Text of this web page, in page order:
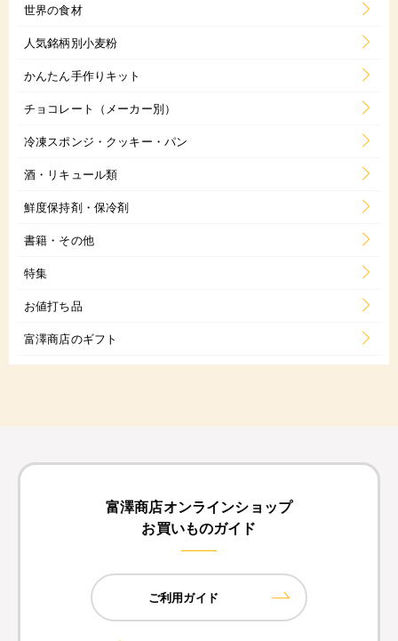
世界の食材
人気銘柄別小麦粉
かんたん手作りキット
チョコレート（メーカー別）
冷凍スポンジ・クッキー・パン
酒・リキュール類
鮮度保持剤・保冷剤
書籍・その他
特集
お値打ち品
富澤商店のギフト
富澤商店オンラインショップ
お買いものガイド
ご利用ガイド